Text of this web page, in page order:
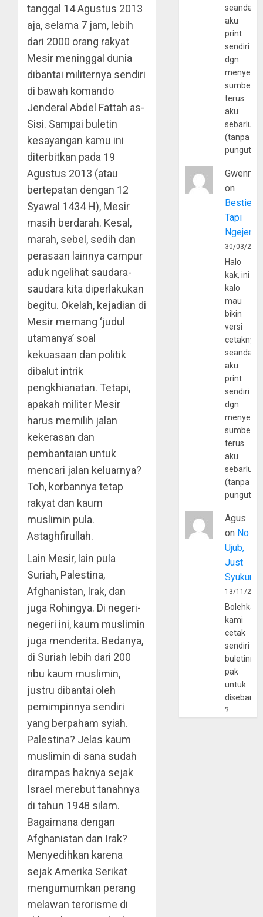
tanggal 14 Agustus 2013
aja, selama 7 jam, lebih
dari 2000 orang rakyat
Mesir meninggal dunia
dibantai militernya sendiri
di bawah komando
Jenderal Abdel Fattah as-
Sisi. Sampai buletin
kesayangan kamu ini
diterbitkan pada 19
Agustus 2013 (atau
bertepatan dengan 12
Syawal 1434 H), Mesir
masih berdarah. Kesal,
marah, sebel, sedih dan
perasaan lainnya campur
aduk ngelihat saudara-
saudara kita diperlakukan
begitu. Okelah, kejadian di
Mesir memang ‘judul
utamanya’ soal
kekuasaan dan politik
dibalut intrik
pengkhianatan. Tetapi,
apakah militer Mesir
harus memilih jalan
kekerasan dan
pembantaian untuk
mencari jalan keluarnya?
Toh, korbannya tetap
rakyat dan kaum
muslimin pula.
Astaghfirullah.
Lain Mesir, lain pula
Suriah, Palestina,
Afghanistan, Irak, dan
juga Rohingya. Di negeri-
negeri ini, kaum muslimin
juga menderita. Bedanya,
di Suriah lebih dari 200
ribu kaum muslimin,
justru dibantai oleh
pemimpinnya sendiri
yang berpaham syiah.
Palestina? Jelas kaum
muslimin di sana sudah
dirampas haknya sejak
Israel merebut tanahnya
di tahun 1948 silam.
Bagaimana dengan
Afghanistan dan Irak?
Menyedihkan karena
sejak Amerika Serikat
mengumumkan perang
melawan terorisme di
aku
print
sendiri
dgn
sumber
terus
aku
(tanpa
Gwenny
on
Bestie
Tapi
30/03/
Halo
kak, ini
kalo
mau
bikin
versi
cetaknya
aku
print
sendiri
dgn
sumber
terus
aku
(tanpa
Agus
on No
Ujub,
Just
Syukur
13/11/
Bolehkah
kami
cetak
sendiri
pak
untuk
?